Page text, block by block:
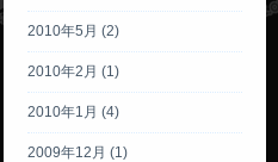
2010年5月 (2)
2010年2月 (1)
2010年1月 (4)
2009年12月 (1)